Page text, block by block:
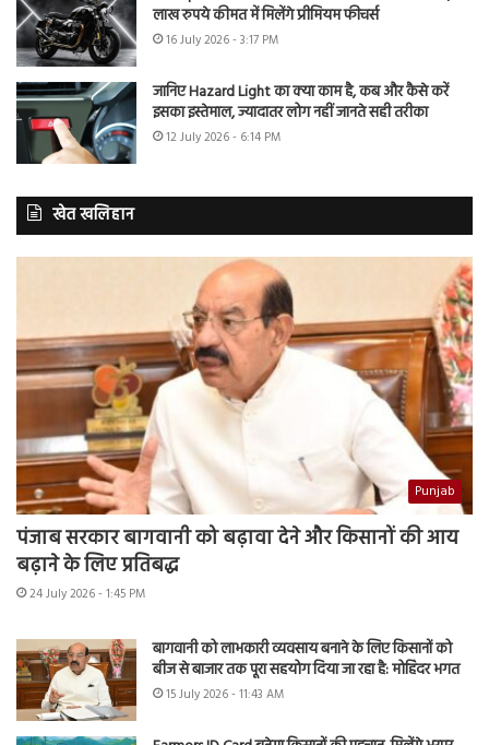
लाख रुपये कीमत में मिलेंगे प्रीमियम फीचर्स
16 July 2026 - 3:17 PM
जानिए Hazard Light का क्या काम है, कब और कैसे करें
इसका इस्तेमाल, ज्यादातर लोग नहीं जानते सही तरीका
12 July 2026 - 6:14 PM
खेत खलिहान
Punjab
पंजाब सरकार बागवानी को बढ़ावा देने और किसानों की आय
बढ़ाने के लिए प्रतिबद्ध
24 July 2026 - 1:45 PM
बागवानी को लाभकारी व्यवसाय बनाने के लिए किसानों को
बीज से बाजार तक पूरा सहयोग दिया जा रहा है: मोहिंदर भगत
15 July 2026 - 11:43 AM